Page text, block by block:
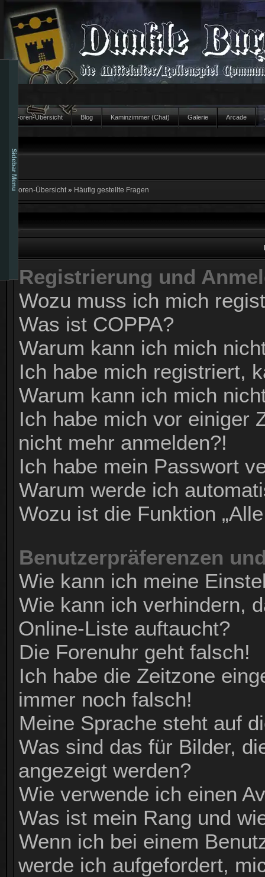
Sidebar Menu
Foren-Übersicht Blog Kaminzimmer (Chat) Galerie Arcade
Foren-Übersicht» Häufig gestellte Fragen
Registrierung und
Wozu muss ich mich
Was ist COPPA?
Warum kann ich mich
Ich habe mich registriert,
Warum kann ich mich
Ich habe mich vor einiger
nicht mehr anmelden?!
Ich habe mein Passwort
Warum werde ich
Wozu ist die Funktion
Benutzerpräferenzen
Wie kann ich meine
Wie kann ich verhindern,
Online-Liste auftaucht?
Die Forenuhr geht falsch!
Ich habe die Zeitzone
immer noch falsch!
Meine Sprache steht auf
Was sind das für Bilder,
angezeigt werden?
Wie verwende ich einen
Was ist mein Rang und
Wenn ich bei einem
werde ich aufgefordert,